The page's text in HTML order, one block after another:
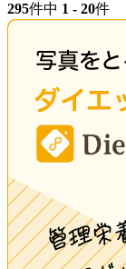
295件中 1 - 20件